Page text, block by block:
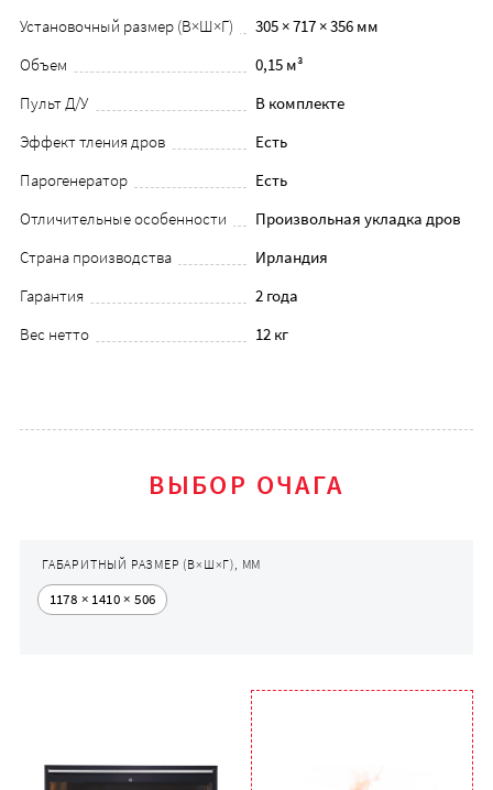
Установочный размер (В×Ш×Г)
305 × 717 × 356 мм
Объем
0,15 м³
Пульт Д/У
В комплекте
Эффект тления дров
Есть
Парогенератор
Есть
Отличительные особенности
Произвольная укладка дров
Страна производства
Ирландия
Гарантия
2 года
Вес нетто
12 кг
ВЫБОР ОЧАГА
ГАБАРИТНЫЙ РАЗМЕР (В×Ш×Г), ММ
1178 × 1410 × 506